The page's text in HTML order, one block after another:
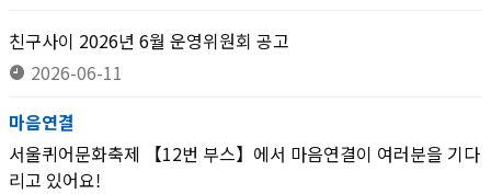
친구사이 2026년 6월 운영위원회 공고
2026-06-11
마음연결
서울퀴어문화축제 【12번 부스】에서 마음연결이 여러분을 기다
리고 있어요!